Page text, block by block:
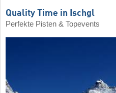
Quality Time in Ischgl
Perfekte Pisten & Topevents